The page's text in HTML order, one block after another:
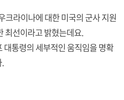
크라이나에 대한 미국의 군사 지원
최선이라고 밝혔는데요.
대통령의 세부적인 움직임을 명확